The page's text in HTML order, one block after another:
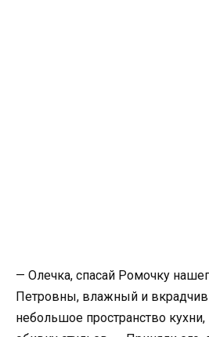
— Олечка, спасай Ромочку
Петровны, влажный и
небольшое пространство